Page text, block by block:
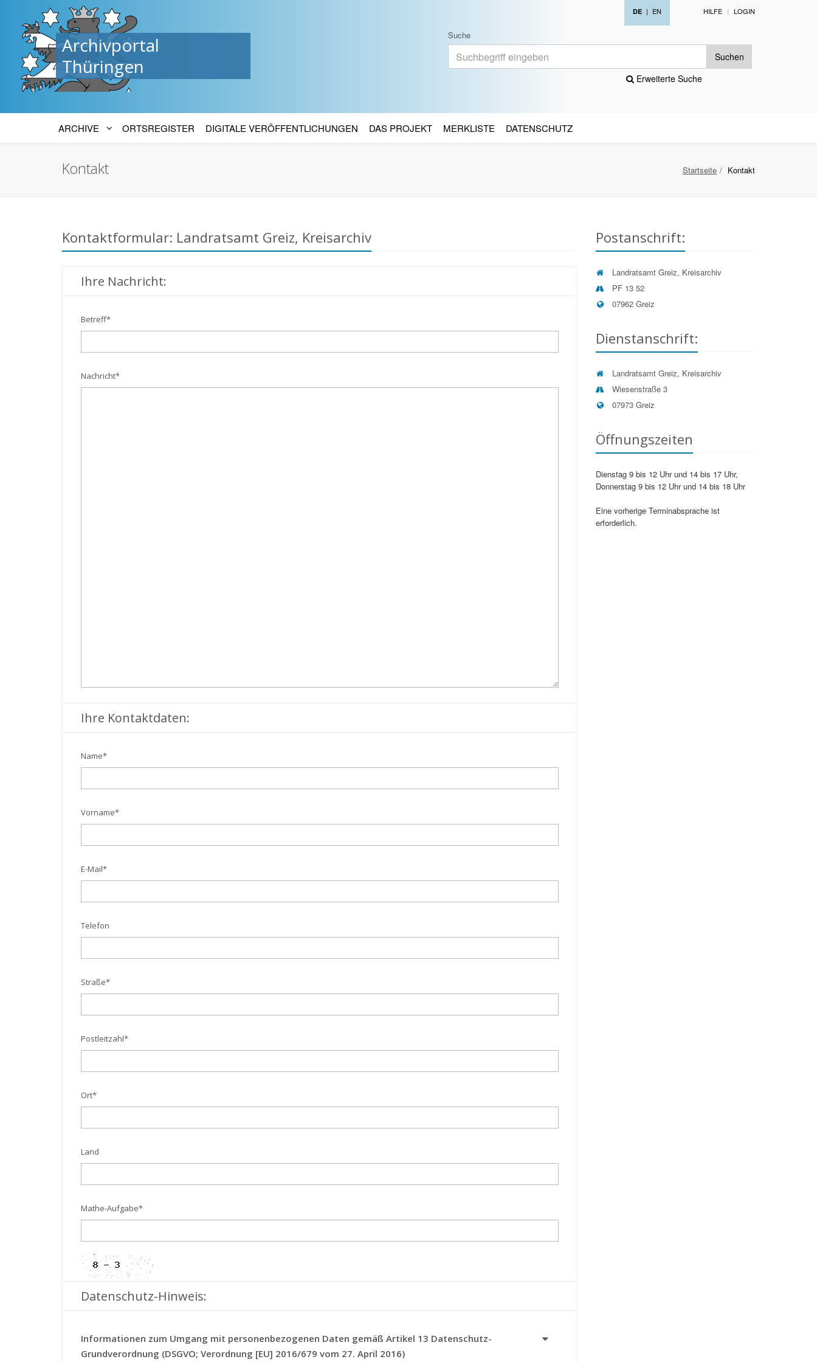
Archivportal
Thüringen
DE | EN HILFE LOGIN
Suche
Suchen
Erweiterte Suche
ARCHIVE ORTSREGISTER DIGITALE VERÖFFENTLICHUNGEN DAS PROJEKT MERKLISTE DATENSCHUTZ
Startseite Kontakt
Kontakt
Kontaktformular: Landratsamt Greiz, Kreisarchiv
Ihre Nachricht:
Betreff*
Nachricht*
Ihre Kontaktdaten:
Name*
Vorname*
E-Mail*
Telefon
Straße*
Postleitzahl*
Ort*
Land
Mathe-Aufgabe*
Datenschutz-Hinweis:
Informationen zum Umgang mit personenbezogenen Daten gemäß Artikel 13 Datenschutz-
Grundverordnung (DSGVO; Verordnung [EU] 2016/679 vom 27. April 2016)
Postanschrift:
Landratsamt Greiz, Kreisarchiv
PF 13 52
07962 Greiz
Dienstanschrift:
Landratsamt Greiz, Kreisarchiv
Wiesenstraße 3
07973 Greiz
Öffnungszeiten
Dienstag 9 bis 12 Uhr und 14 bis 17 Uhr,
Donnerstag 9 bis 12 Uhr und 14 bis 18 Uhr
Eine vorherige Terminabsprache ist
erforderlich.